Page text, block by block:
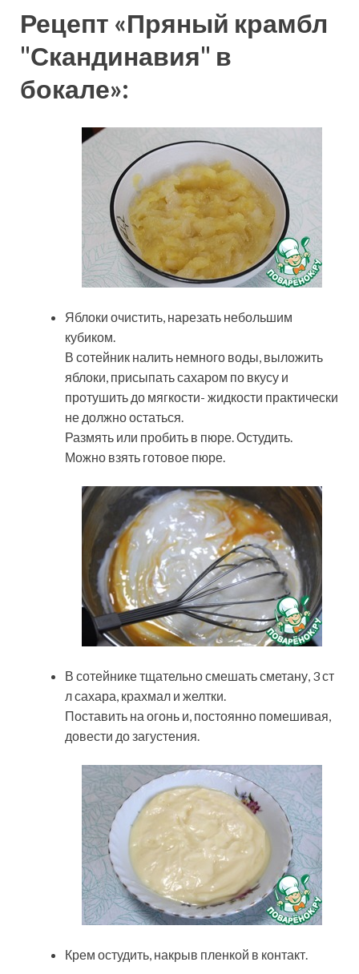
Рецепт «Пряный крамбл
"Скандинавия" в
бокале»:
Яблоки очистить, нарезать небольшим
кубиком.
В сотейник налить немного воды, выложить
яблоки, присыпать сахаром по вкусу и
протушить до мягкости- жидкости практически
не должно остаться.
Размять или пробить в пюре. Остудить.
Можно взять готовое пюре.
В сотейнике тщательно смешать сметану, 3 ст
л сахара, крахмал и желтки.
Поставить на огонь и, постоянно помешивая,
довести до загустения.
Крем остудить, накрыв пленкой в контакт.